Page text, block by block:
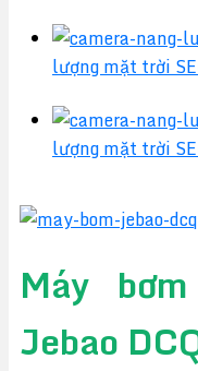
lượng mặt trời
lượng mặt trời
Máy
Jebao